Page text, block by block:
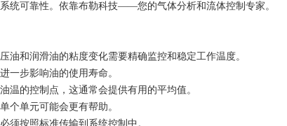
统可靠性。依靠布勒科技——您的气体分析和流体控制专家。
油和润滑油的粘度变化需要精确监控和稳定工作温度。
一步影响油的使用寿命。
温的控制点，这通常会提供有用的平均值。
个单元可能会更有帮助。
须按照标准传输到系统控制中。